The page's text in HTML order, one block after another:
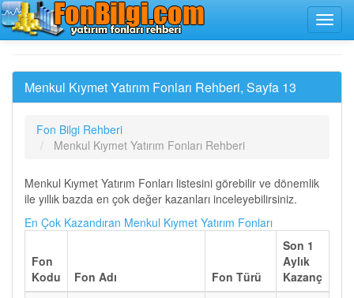
Menkul Kıymet Yatırım Fonları Rehberi, Sayfa 13
Fon Bilgi Rehberi
Menkul Kıymet Yatırım Fonları Rehberi
Menkul Kıymet Yatırım Fonları listesini görebilir ve dönemlik
ile yıllık bazda en çok değer kazanları inceleyebilirsiniz.
En Çok Kazandıran Menkul Kıymet Yatırım Fonları
Fon
Kodu
Fon Adı Fon Türü
Son 1
Aylık
Kazanç